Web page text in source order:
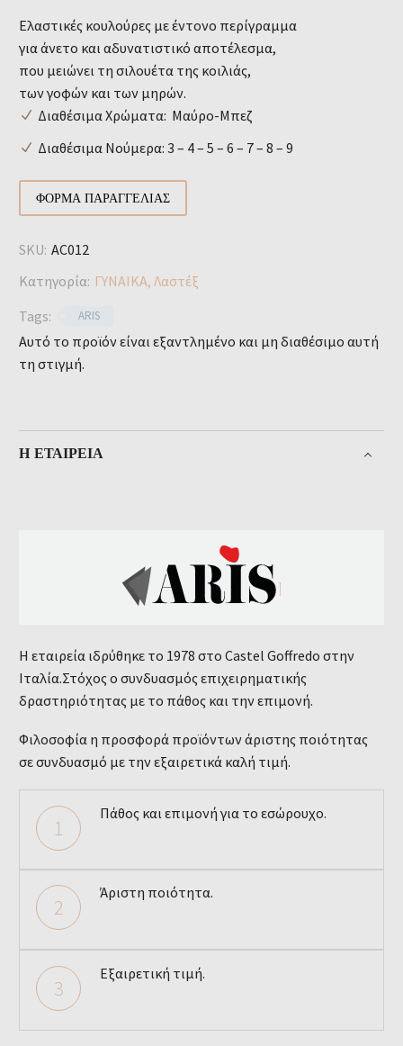
Ελαστικές κουλούρες με έντονο περίγραμμα
για άνετο και αδυνατιστικό αποτέλεσμα,
που μειώνει τη σιλουέτα της κοιλιάς,
των γοφών και των μηρών.
Διαθέσιμα Χρώματα: Μαύρο-Μπεζ
Διαθέσιμα Νούμερα: 3 – 4 – 5 – 6 – 7 – 8 – 9
ΦΌΡΜΑ ΠΑΡΑΓΓΕΛΊΑΣ
SKU: AC012
Κατηγορία: ΓΥΝΑΙΚΑ, Λαστέξ
Tags:
ARIS
Αυτό το προϊόν είναι εξαντλημένο και μη διαθέσιμο αυτή
τη στιγμή.
Η ΕΤΑΙΡΕΊΑ
Η εταιρεία ιδρύθηκε το 1978 στο Castel Goffredo στην
Ιταλία.Στόχος ο συνδυασμός επιχειρηματικής
δραστηριότητας με το πάθος και την επιμονή.
Φιλοσοφία η προσφορά προϊόντων άριστης ποιότητας
σε συνδυασμό με την εξαιρετικά καλή τιμή.
1
Πάθος και επιμονή για το εσώρουχο.
2
Άριστη ποιότητα.
3
Εξαιρετική τιμή.